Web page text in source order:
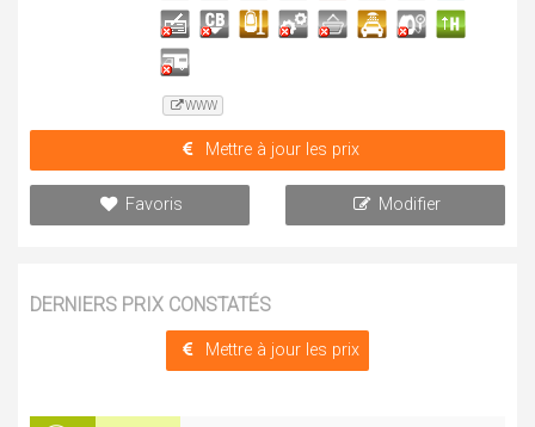
WWW
Mettre à jour les prix
Favoris Modifier
DERNIERS PRIX CONSTATÉS
Mettre à jour les prix